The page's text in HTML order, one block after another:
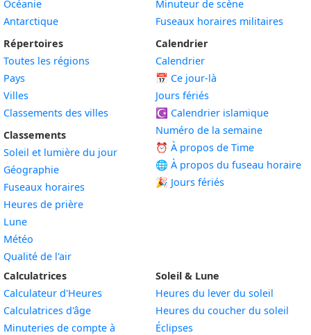
Océanie
Antarctique
Répertoires
Toutes les régions
Pays
Villes
Classements des villes
Classements
Soleil et lumière du jour
Géographie
Fuseaux horaires
Heures de prière
Lune
Météo
Qualité de l'air
Minuteur de scène
Fuseaux horaires militaires
Calendrier
Calendrier
📅 Ce jour-là
Jours fériés
☪️ Calendrier islamique
Numéro de la semaine
⏰ À propos de Time
🌐 À propos du fuseau horaire
🎉 Jours fériés
Calculatrices
Calculateur d'Heures
Calculatrices d'âge
Minuteries de compte à
Soleil & Lune
Heures du lever du soleil
Heures du coucher du soleil
Éclipses